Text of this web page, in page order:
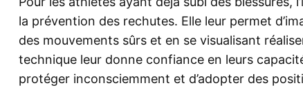
la prévention des rechutes. Elle leur permet
des mouvements sûrs et en se visualisant
technique leur donne confiance en leurs
protéger inconsciemment et d’adopter des